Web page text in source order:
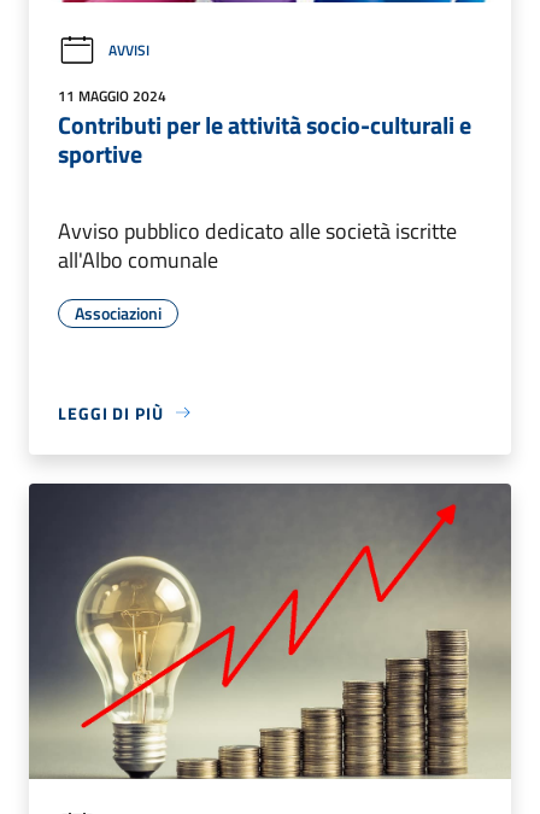
AVVISI
11 MAGGIO 2024
Contributi per le attività socio-culturali e
sportive
Avviso pubblico dedicato alle società iscritte
all'Albo comunale
Associazioni
LEGGI DI PIÙ